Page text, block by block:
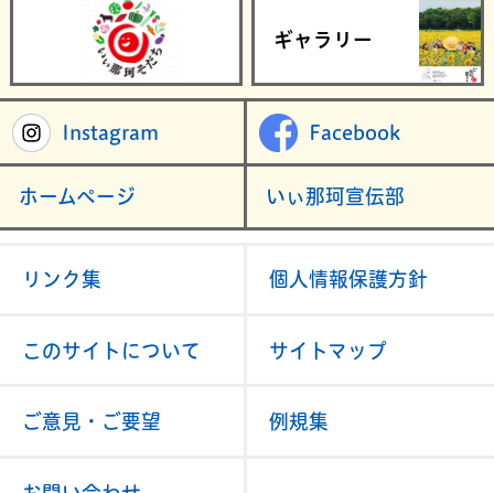
いぃ那珂育ち
ギャラリー
Instagram Facebook
ホームページ いぃ那珂宣伝部
リンク集 個人情報保護方針
このサイトについて サイトマップ
ご意見・ご要望 例規集